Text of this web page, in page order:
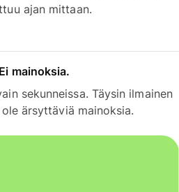
ajan mittaan.
mainoksia.
sekunneissa. Täysin ilmainen
ärsyttäviä mainoksia.